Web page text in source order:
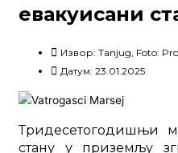
евакуисани
Извор: Tanjug, Foto:
Датум: 23.01.2025
Тридесетогодишњи
стану у приземљу